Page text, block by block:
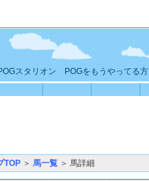
スタリオン POGをもうやってる
TOP ＞ 馬一覧 ＞ 馬詳細